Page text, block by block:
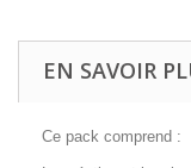
EN SAVOIR
Ce pack comprend :